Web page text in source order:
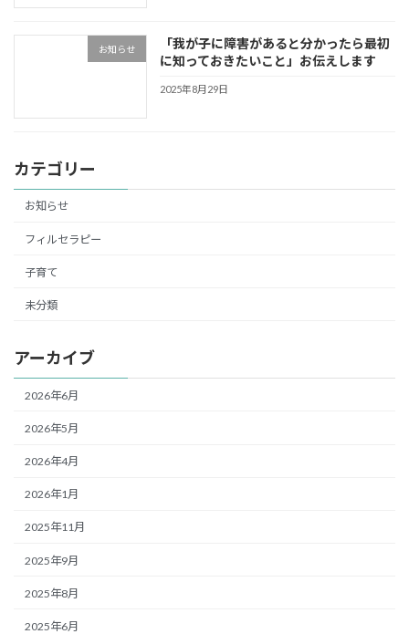
お知らせ
「我が子に障害があると分かったら最初
に知っておきたいこと」お伝えします
2025年8月29日
カテゴリー
お知らせ
フィルセラピー
子育て
未分類
アーカイブ
2026年6月
2026年5月
2026年4月
2026年1月
2025年11月
2025年9月
2025年8月
2025年6月